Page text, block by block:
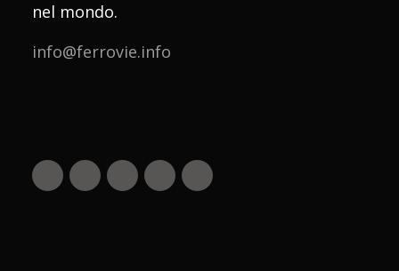
nel mondo.
info@ferrovie.info